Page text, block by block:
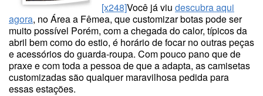
[x248]Você já viu descubra aqui
agora, no Área a Fêmea, que customizar botas pode ser
muito possível Porém, com a chegada do calor, típicos da
abril bem como do estio, é horário de focar no outras peças
e acessórios do guarda-roupa. Com pouco pano que de
praxe e com toda a pessoa de que a adapta, as camisetas
customizadas são qualquer maravilhosa pedida para
essas estações.